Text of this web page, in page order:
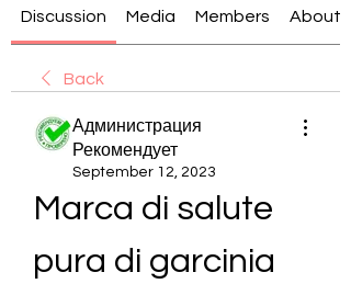
Discussion Media Members About
Back
Администрация
Рекомендует
September 12, 2023
Marca di salute
pura di garcinia